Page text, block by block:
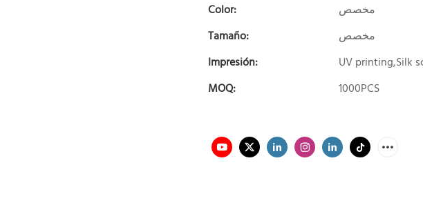
Color:
مخصص
Tamaño:
مخصص
Impresión:
UV printing,Silk
MOQ:
1000PCS